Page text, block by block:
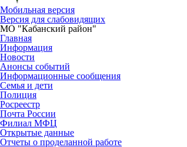
Мобильная версия
Версия для слабовидящих
МО "Кабанский район"
Главная
Информация
Новости
Анонсы событий
Информационные сообщения
Семья и дети
Полиция
Росреестр
Почта России
Филиал МФЦ
Открытые данные
Отчеты о проделанной работе